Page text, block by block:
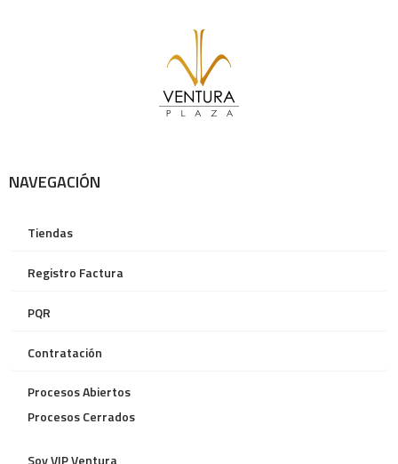
NAVEGACIÓN
Tiendas
Registro Factura
PQR
Contratación
Procesos Abiertos
Procesos Cerrados
Soy VIP Ventura